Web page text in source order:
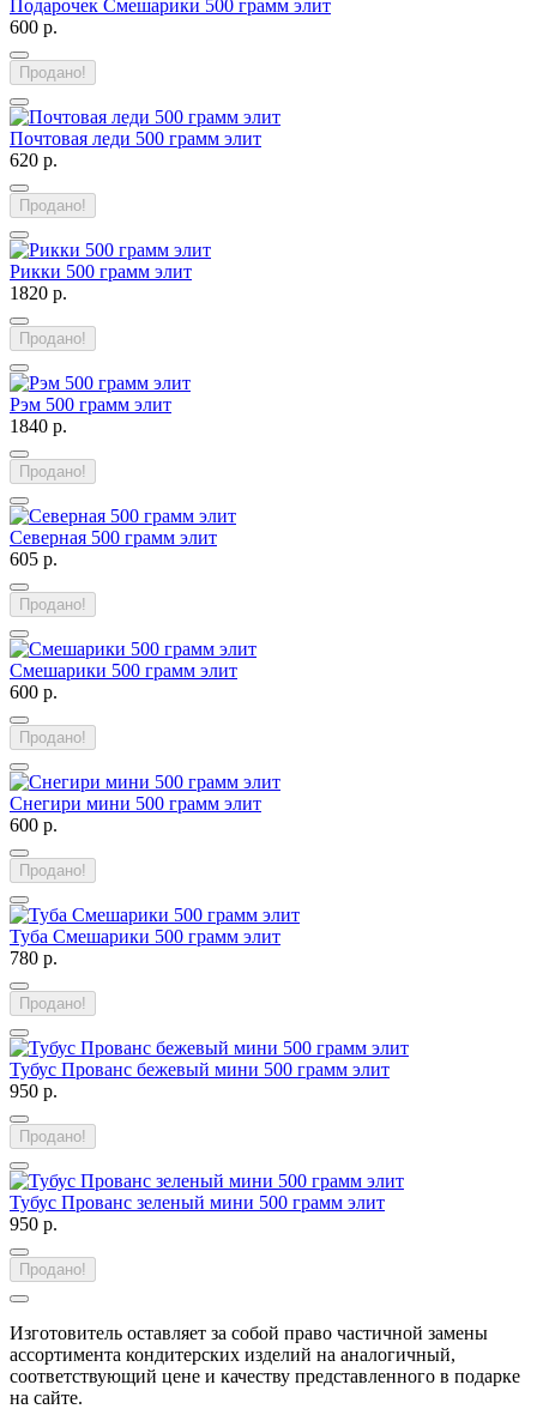
Подарочек Смешарики 500 грамм элит
600 р.
Продано!
Почтовая леди 500 грамм элит
620 р.
Продано!
Рикки 500 грамм элит
1820 р.
Продано!
Рэм 500 грамм элит
1840 р.
Продано!
Северная 500 грамм элит
605 р.
Продано!
Смешарики 500 грамм элит
600 р.
Продано!
Снегири мини 500 грамм элит
600 р.
Продано!
Туба Смешарики 500 грамм элит
780 р.
Продано!
Тубус Прованс бежевый мини 500 грамм элит
950 р.
Продано!
Тубус Прованс зеленый мини 500 грамм элит
950 р.
Продано!
Изготовитель оставляет за собой право частичной замены
ассортимента кондитерских изделий на аналогичный,
соответствующий цене и качеству представленного в подарке
на сайте.